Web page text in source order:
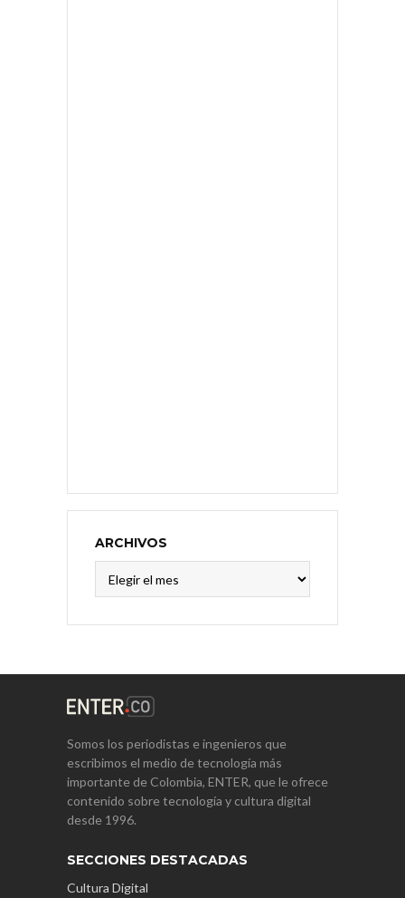
ARCHIVOS
Somos los periodistas e ingenieros que
escribimos el medio de tecnología más
importante de Colombia, ENTER, que le ofrece
contenido sobre tecnología y cultura digital
desde 1996.
SECCIONES DESTACADAS
Cultura Digital